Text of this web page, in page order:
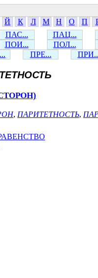
Й К Л М Н О П
ПАС...
ПАЦ...
ПОИ...
ПОЛ...
ПРЕ...
, ПАРИТЕТНОСТЬ,